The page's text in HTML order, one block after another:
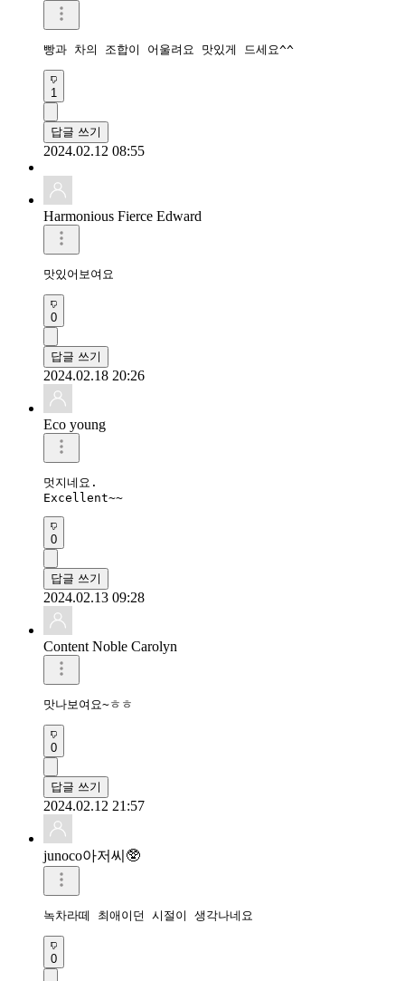
빵과 차의 조합이 어울려요 맛있게 드세요^^
1
답글 쓰기
2024.02.12 08:55
Harmonious Fierce Edward
맛있어보여요
0
답글 쓰기
2024.02.18 20:26
Eco young
멋지네요.
Excellent~~
0
답글 쓰기
2024.02.13 09:28
Content Noble Carolyn
맛나보여요~ㅎㅎ
0
답글 쓰기
2024.02.12 21:57
junoco아저씨🥸
녹차라떼 최애이던 시절이 생각나네요
0